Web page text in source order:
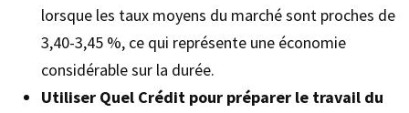
lorsque les taux moyens du marché sont proches de
3,40-3,45 %, ce qui représente une économie
considérable sur la durée.
Utiliser Quel Crédit pour préparer le travail du